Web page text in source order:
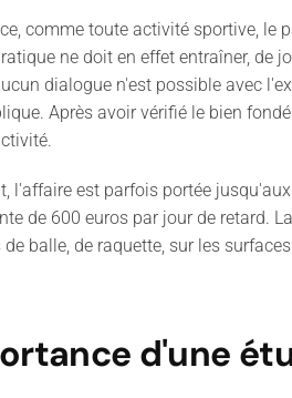
comme toute activité sportive, le
ne doit en effet entraîner, de
dialogue n'est possible avec
Après avoir vérifié le bien
l'affaire est parfois portée
de 600 euros par jour de retard.
balle, de raquette, sur les
d'une